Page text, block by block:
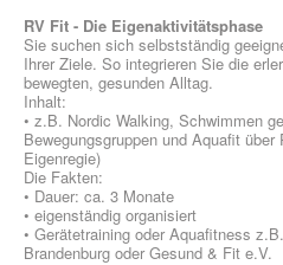
RV Fit - Die Eigenaktivitätsphase
Sie suchen sich selbstständig
Ihrer Ziele. So integrieren Sie die
bewegten, gesunden Alltag.
Inhalt:
• z.B. Nordic Walking, Schwimmen
Bewegungsgruppen und Aquafit
Eigenregie)
Die Fakten:
• Dauer: ca. 3 Monate
• eigenständig organisiert
• Gerätetraining oder Aquafitness
Brandenburg oder Gesund & Fit e.V.